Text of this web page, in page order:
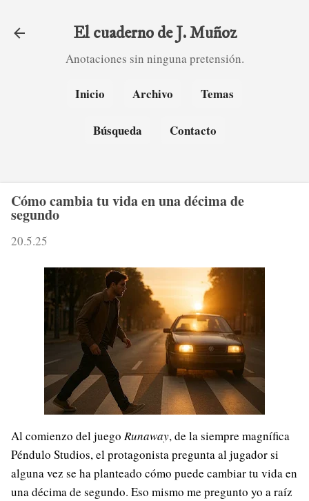
El cuaderno de J. Muñoz
Anotaciones sin ninguna pretensión.
Inicio Archivo Temas
Búsqueda Contacto
Cómo cambia tu vida en una décima de
segundo
20.5.25
Al comienzo del juego Runaway, de la siempre magnífica
Péndulo Studios, el protagonista pregunta al jugador si
alguna vez se ha planteado cómo puede cambiar tu vida en
una décima de segundo. Eso mismo me pregunto yo a raíz